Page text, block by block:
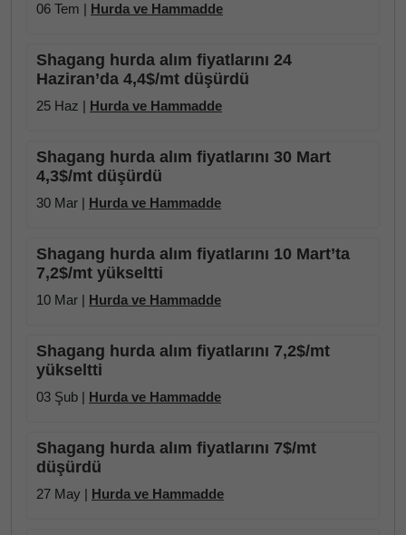
06 Tem | Hurda ve Hammadde
Shagang hurda alım fiyatlarını 24
Haziran’da 4,4$/mt düşürdü
25 Haz | Hurda ve Hammadde
Shagang hurda alım fiyatlarını 30 Mart
4,3$/mt düşürdü
30 Mar | Hurda ve Hammadde
Shagang hurda alım fiyatlarını 10 Mart’ta
7,2$/mt yükseltti
10 Mar | Hurda ve Hammadde
Shagang hurda alım fiyatlarını 7,2$/mt
yükseltti
03 Şub | Hurda ve Hammadde
Shagang hurda alım fiyatlarını 7$/mt
düşürdü
27 May | Hurda ve Hammadde